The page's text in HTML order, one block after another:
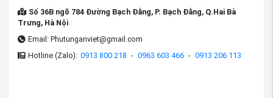
Bầu than hoạt tính thu hồi hơi xăng xe mitsubishi Mirage
Bầu than hoạt tính thu hồi hơi xăng Mirage
Bầu than hoạt tính thu hồi hơi xăng mitsubishi Mirage
Số 36B ngõ 784 Đường Bạch Đằng, P. Bạch Đằng, Q.Hai Bà
Trưng, Hà Nội
Email: Phutunganviet@gmail.com
Hotline (Zalo): 0913 800 218 - 0963 603 466 - 0913 206 113